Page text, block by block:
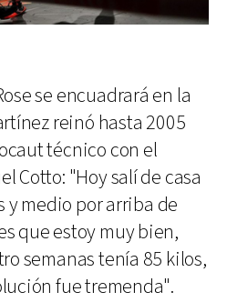
se encuadrará en la
reinó hasta 2005
técnico con el
Cotto: "Hoy salí de casa
y medio por arriba de
que estoy muy bien,
semanas tenía 85 kilos,
fue tremenda".